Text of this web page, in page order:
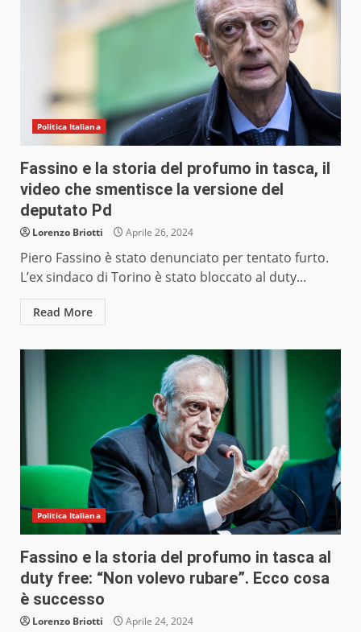
Politica Italiana
Fassino e la storia del profumo in tasca, il
video che smentisce la versione del
deputato Pd
Lorenzo Briotti Aprile 26, 2024
Piero Fassino è stato denunciato per tentato furto.
L’ex sindaco di Torino è stato bloccato al duty...
Read More
Politica Italiana
Fassino e la storia del profumo in tasca al
duty free: “Non volevo rubare”. Ecco cosa
è successo
Lorenzo Briotti Aprile 24, 2024